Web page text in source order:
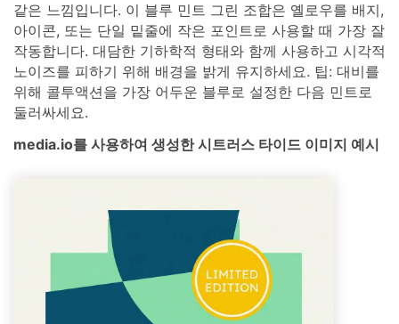
같은 느낌입니다. 이 블루 민트 그린 조합은 옐로우를 배지,
아이콘, 또는 단일 밑줄에 작은 포인트로 사용할 때 가장 잘
작동합니다. 대담한 기하학적 형태와 함께 사용하고 시각적
노이즈를 피하기 위해 배경을 밝게 유지하세요. 팁: 대비를
위해 콜투액션을 가장 어두운 블루로 설정한 다음 민트로
둘러싸세요.
media.io를 사용하여 생성한 시트러스 타이드 이미지 예시